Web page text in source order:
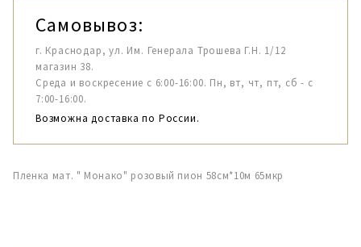
Самовывоз:
г. Краснодар, ул. Им. Генерала Трошева Г.Н. 1/12
магазин 38.
Среда и воскресение с 6:00-16:00. Пн, вт, чт, пт, сб - с
7:00-16:00.
Возможна доставка по России.
Пленка мат. " Монако" розовый пион 58см*10м 65мкр